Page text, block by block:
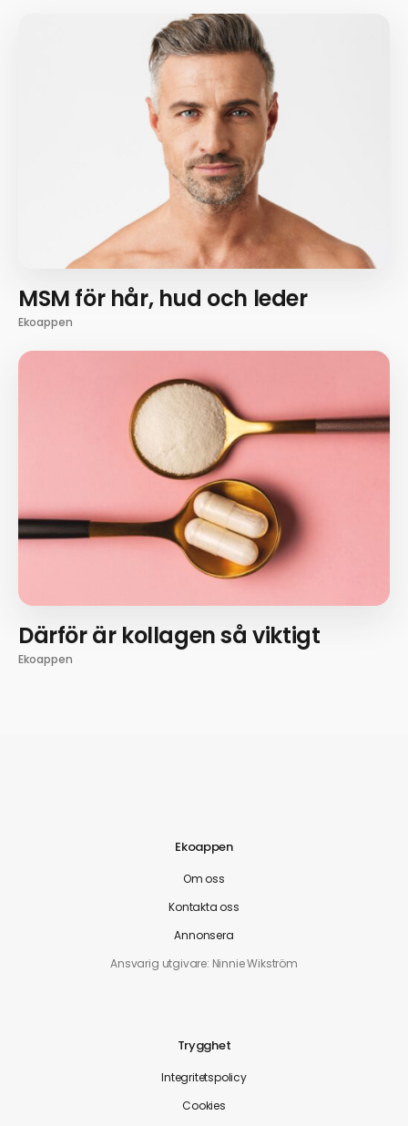
MSM för hår, hud och leder
Ekoappen
Därför är kollagen så viktigt
Ekoappen
Ekoappen
Om oss
Kontakta oss
Annonsera
Ansvarig utgivare: Ninnie Wikström
Trygghet
Integritetspolicy
Cookies